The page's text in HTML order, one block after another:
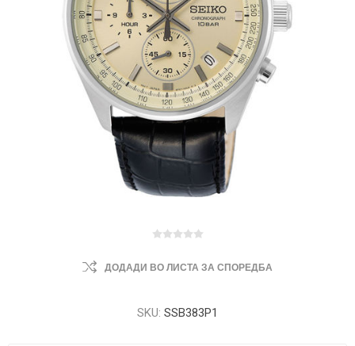
ДОДАДИ ВО ЛИСТА ЗА СПОРЕДБА
SKU: SSB383P1